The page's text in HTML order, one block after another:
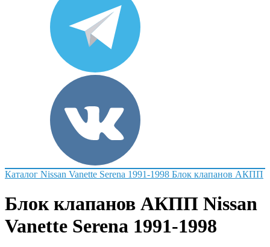
Каталог Nissan Vanette Serena 1991-1998 Блок клапанов АКПП
Блок клапанов АКПП Nissan
Vanette Serena 1991-1998